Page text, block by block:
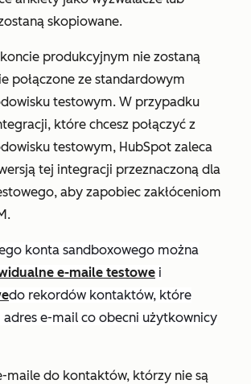
skopiowane.
produkcyjnym nie zostaną
połączone ze standardowym
testowym. W przypadku
które chcesz połączyć z
testowym, HubSpot zaleca
tej integracji przeznaczoną dla
aby zapobiec zakłóceniom
konta sandboxowego można
e-maile testowe i
do rekordów kontaktów, które
adres e-mail co obecni użytkownicy
maile do kontaktów, którzy nie są